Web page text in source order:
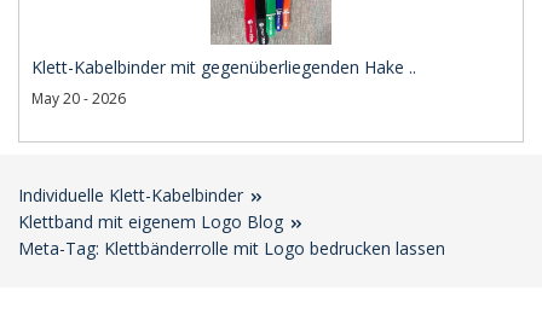
Klett-Kabelbinder mit gegenüberliegenden Hake ..
May 20 - 2026
Individuelle Klett-Kabelbinder
Klettband mit eigenem Logo Blog
Meta-Tag: Klettbänderrolle mit Logo bedrucken lassen